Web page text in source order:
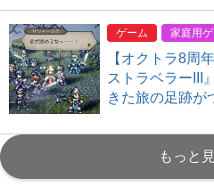
ゲーム 家庭用
【オクトラ8周
ストラベラーIII
きた旅の足跡が
もっと